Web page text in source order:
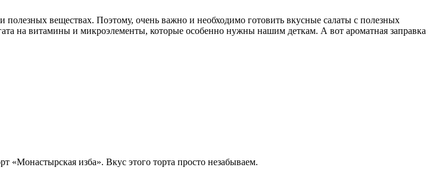
веществах. Поэтому, очень важно и необходимо готовить вкусные салаты с полезных
на витамины и микроэлементы, которые особенно нужны нашим деткам. А вот ароматная заправка
изба». Вкус этого торта просто незабываем.